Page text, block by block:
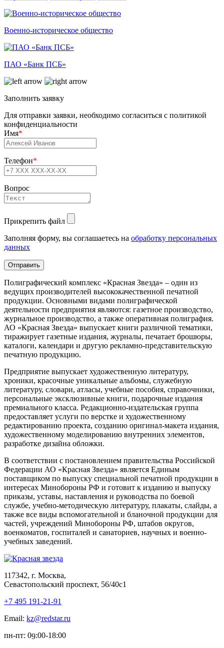
Военно-историческое общество
ПАО «Банк ПСБ»
Заполнить заявку
Для отправки заявки, необходимо согласиться с политикой
конфиденциальности
Имя*
Телефон*
Вопрос
Прикрепить файл
Заполняя форму, вы соглашаетесь на обработку персональных
данных
Полиграфический комплекс «Красная Звезда» – один из
ведущих производителей высококачественной печатной
продукции. Основными видами полиграфической
деятельности предприятия являются: газетное производство,
журнальное производство, а также оперативная полиграфия.
АО «Красная Звезда» выпускает книги различной тематики,
тиражирует газетные издания, журналы, печатает брошюры,
каталоги, календари и другую рекламно-представительскую
печатную продукцию.
Предприятие выпускает художественную литературу,
хроники, красочные уникальные альбомы, служебную
литературу, словари, атласы, учебные пособия, справочники,
персональные эксклюзивные книги, подарочные издания
премиального класса. Редакционно-издательская группа
предоставляет услуги по верстке и художественному
редактированию проекта, созданию оригинал-макета издания,
художественному моделированию внутренних элементов,
разработке дизайна обложки.
В соответствии с постановлением правительства Российской
Федерации АО «Красная Звезда» является Единым
поставщиком по выпуску специальной печатной продукции в
интересах Минобороны РФ и готовит к изданию и выпуску
приказы, уставы, наставления и руководства по боевой
службе, учебно-методическую литературу, плакаты, слайды, а
также все виды вспомогательной и бланочной продукции для
частей, учреждений Минобороны РФ, штабов округов,
военкоматов, госпиталей и санаториев, научных и военно-
учебных заведений.
117342, г. Москва,
Севастопольский проспект, 56/40с1
+7 495 191-21-91
Email: kz@redstar.ru
пн-пт: 09:00-18:00